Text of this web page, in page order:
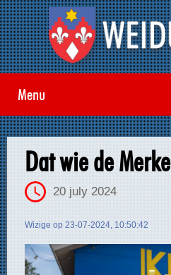
Menu
Dat wie de Merke
20 july 2024
Wizige op 23-07-2024, 10:50:42